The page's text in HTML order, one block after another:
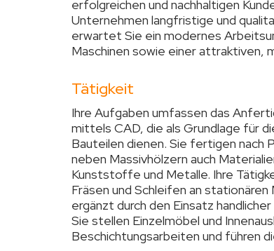
erfolgreichen und nachhaltigen
Unternehmen langfristige und
erwartet Sie ein modernes
Maschinen sowie einer attraktiven,
Tätigkeit
Ihre Aufgaben umfassen das
mittels CAD, die als Grundlage für
Bauteilen dienen. Sie fertigen nach
neben Massivhölzern auch
Kunststoffe und Metalle. Ihre
Fräsen und Schleifen an
ergänzt durch den Einsatz
Sie stellen Einzelmöbel und
Beschichtungsarbeiten und führen